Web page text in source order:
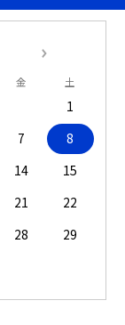
金 土
1
7
8
14
15
21
22
28
29